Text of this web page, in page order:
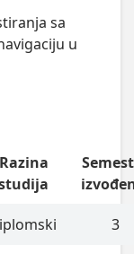
sa
u
Razina
3